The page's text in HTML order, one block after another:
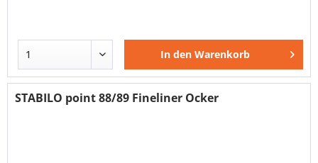
In den Warenkorb
STABILO point 88/89 Fineliner Ocker